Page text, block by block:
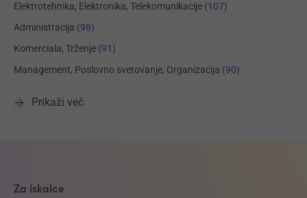
Elektrotehnika, Elektronika, Telekomunikacije (107)
Administracija (98)
Komerciala, Trženje (91)
Management, Poslovno svetovanje, Organizacija (90)
Prikaži več
Za iskalce